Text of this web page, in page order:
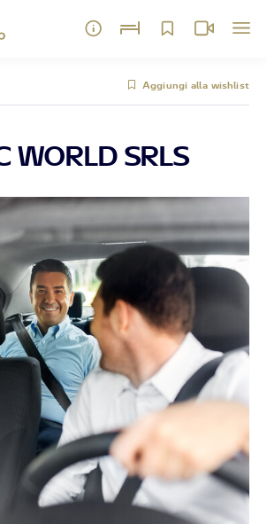
Aggiungi alla wishlist
WORLD SRLS